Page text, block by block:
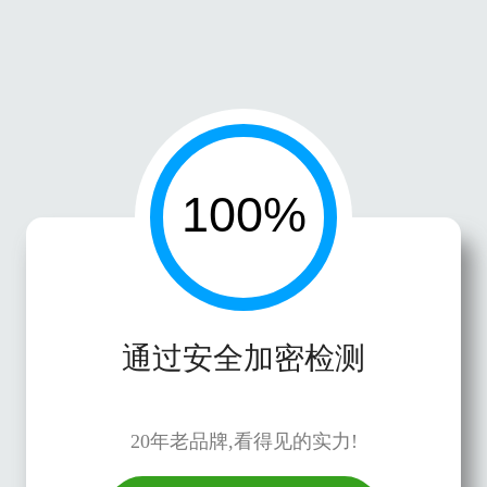
通过安全加密检测
20年老品牌,看得见的实力!